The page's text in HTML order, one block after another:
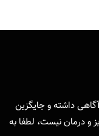
داشته و جایگزین
درمان نیست، لطفا به